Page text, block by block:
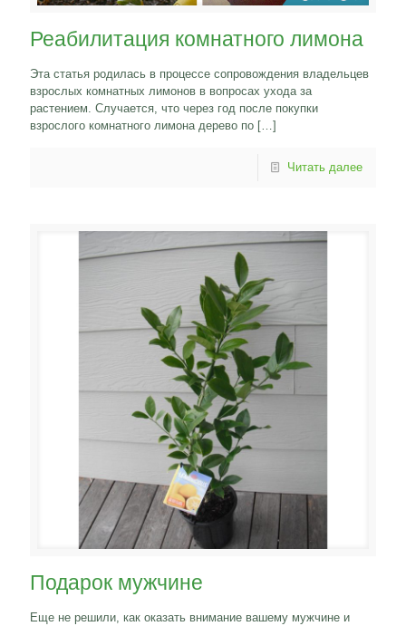
Реабилитация комнатного лимона
Эта статья родилась в процессе сопровождения владельцев
взрослых комнатных лимонов в вопросах ухода за
растением. Случается, что через год после покупки
взрослого комнатного лимона дерево по […]
Читать далее
Подарок мужчине
Еще не решили, как оказать внимание вашему мужчине и